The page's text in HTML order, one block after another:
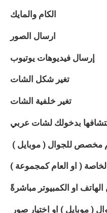
الكام والمايك
ارسال الصور
إرسال فيديوهات يوتيوب
تغير شكل الشات
تغير خلفية الشات
بدخولك لشات عربي
او الكمبيوتر مباشرةً